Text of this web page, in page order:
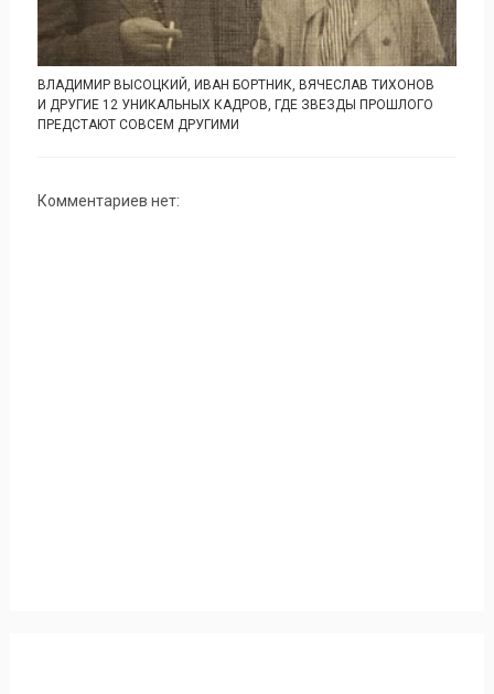
ВЛАДИМИР ВЫСОЦКИЙ, ИВАН БОРТНИК, ВЯЧЕСЛАВ ТИХОНОВ
И ДРУГИЕ 12 УНИКАЛЬНЫХ КАДРОВ, ГДЕ ЗВЕЗДЫ ПРОШЛОГО
ПРЕДСТАЮТ СОВСЕМ ДРУГИМИ
Комментариев нет: